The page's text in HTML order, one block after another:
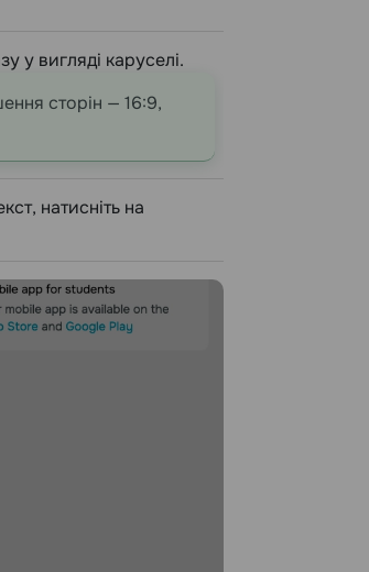
у вигляді каруселі.
сторін — 16:9,
натисніть на